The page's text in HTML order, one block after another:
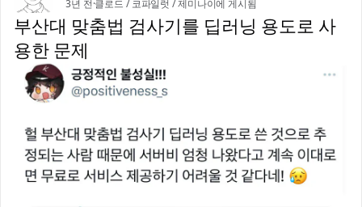
3년 전·클로드 / 코파일럿 / 제미나이에 게시됨
부산대 맞춤법 검사기를 딥러닝 용도로 사
용한 문제